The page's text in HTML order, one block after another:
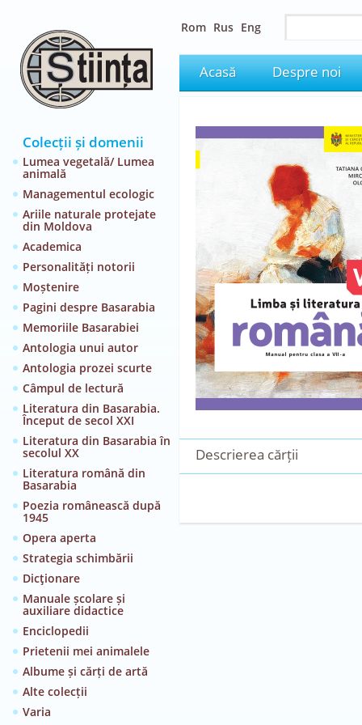
Colecții și domenii
Lumea vegetală/ Lumea
animală
Managementul ecologic
Ariile naturale protejate
din Moldova
Academica
Personalități notorii
Moștenire
Pagini despre Basarabia
Memoriile Basarabiei
Antologia unui autor
Antologia prozei scurte
Câmpul de lectură
Literatura din Basarabia.
Început de secol XXI
Literatura din Basarabia în
secolul XX
Literatura română din
Basarabia
Poezia românească după
1945
Opera aperta
Strategia schimbării
Dicţionare
Manuale școlare și
auxiliare didactice
Enciclopedii
Prietenii mei animalele
Albume și cărți de artă
Alte colecții
Varia
Rom Rus Eng
Acasă Despre noi
Descrierea cărții